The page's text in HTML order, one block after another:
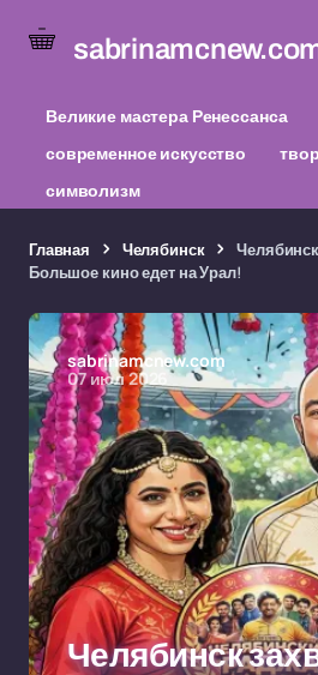
Великие мастера Ренессанса
современное искусство
символизм
Главная Челябинск
Большое кино едет на Урал!
sabrinamcnew.com
07 июл 2026
Челябинск